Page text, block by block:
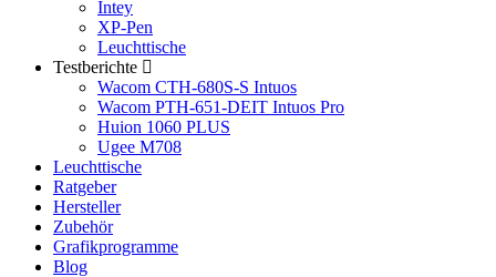
Intey
XP-Pen
Leuchttische
Testberichte
Wacom CTH-680S-S Intuos
Wacom PTH-651-DEIT Intuos Pro
Huion 1060 PLUS
Ugee M708
Leuchttische
Ratgeber
Hersteller
Zubehör
Grafikprogramme
Blog